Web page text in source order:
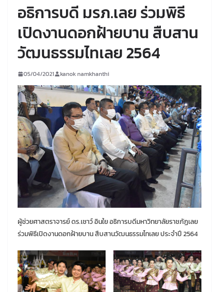
อธิการบดี มรภ.เลย ร่วมพิธี
เปิดงานดอกฝ้ายบาน สืบสาน
วัฒนธรรมไทเลย 2564
05/04/2021 kanok namkhanthi
ผู้ช่วยศาสตราจารย์ ดร.เชาว์ อินใย อธิการบดีมหาวิทยาลัยราชภัฏเลย
ร่วมพิธีเปิดงานดอกฝ้ายบาน สืบสานวัฒนธรรมไทเลย ประจำปี 2564